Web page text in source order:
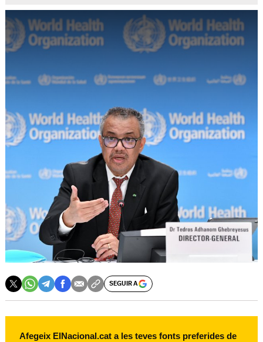
SEGUIR A
Afegeix ElNacional.cat a les teves fonts preferides de